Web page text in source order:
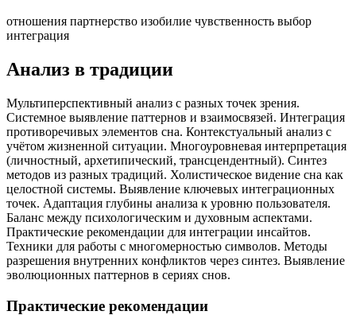
отношения партнерство изобилие чувственность выбор
интеграция
Анализ в традиции
Мультиперспективный анализ с разных точек зрения.
Системное выявление паттернов и взаимосвязей. Интеграция
противоречивых элементов сна. Контекстуальный анализ с
учётом жизненной ситуации. Многоуровневая интерпретация
(личностный, архетипический, трансцендентный). Синтез
методов из разных традиций. Холистическое видение сна как
целостной системы. Выявление ключевых интеграционных
точек. Адаптация глубины анализа к уровню пользователя.
Баланс между психологическим и духовным аспектами.
Практические рекомендации для интеграции инсайтов.
Техники для работы с многомерностью символов. Методы
разрешения внутренних конфликтов через синтез. Выявление
эволюционных паттернов в сериях снов.
Практические рекомендации